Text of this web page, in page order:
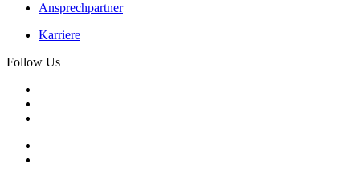
Ansprechpartner
Karriere
Follow Us